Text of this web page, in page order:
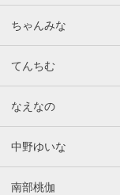
ちゃんみな
てんちむ
なえなの
中野ゆいな
南部桃伽